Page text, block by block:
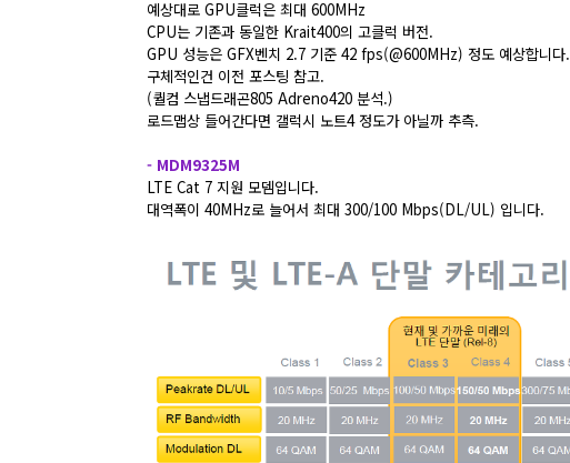
예상대로 GPU클럭은 최대 600MHz
CPU는 기존과 동일한 Krait400의 고클럭 버전.
GPU 성능은 GFX벤치 2.7 기준 42 fps(@600MHz) 정도 예상합니다.
구체적인건 이전 포스팅 참고.
(퀄컴 스냅드래곤805 Adreno420 분석.)
로드맵상 들어간다면 갤럭시 노트4 정도가 아닐까 추측.
- MDM9325M
LTE Cat 7 지원 모뎀입니다.
대역폭이 40MHz로 늘어서 최대 300/100 Mbps(DL/UL) 입니다.